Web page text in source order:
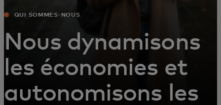
QUI SOMMES-NOUS
Nous dynamisons
les économies et
autonomisons les